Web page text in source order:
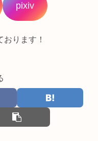
pixiv
ります！